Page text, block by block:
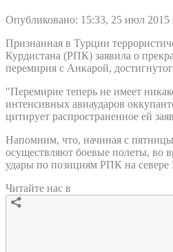
Опубликовано: 15:33, 25 июл
Признанная в Турции
Курдистана (РПК) заявила о
перемирия с Анкарой,
"Перемирие теперь не имеет
интенсивных авиаударов
цитирует распространенное ей
Напомним, что, начиная с
осуществляют боевые полеты, во
удары по позициям РПК на севере
Читайте нас в